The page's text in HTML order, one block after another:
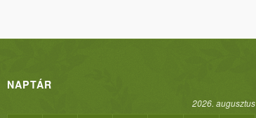
NAPTÁR
2026. augusztus